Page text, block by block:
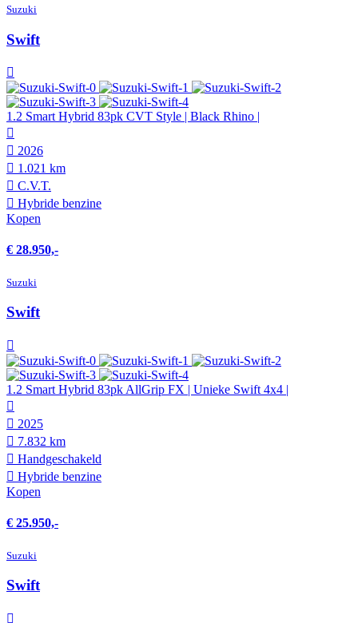
Suzuki
Swift
1.2 Smart Hybrid 83pk CVT Style | Black Rhino |
2026
1.021 km
C.V.T.
Hybride benzine
Kopen
€ 28.950,-
Suzuki
Swift
1.2 Smart Hybrid 83pk AllGrip FX | Unieke Swift 4x4 |
2025
7.832 km
Hand­geschakeld
Hybride benzine
Kopen
€ 25.950,-
Suzuki
Swift